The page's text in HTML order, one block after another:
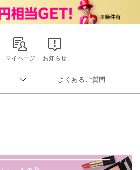
お知らせ
マイページ
よくあるご質問